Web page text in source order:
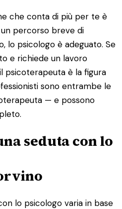
che conta di più per te è
percorso breve di
lo psicologo è adeguato. Se
e richiede un lavoro
psicoterapeuta è la figura
sono entrambe le
— e possono
seduta con lo
lo psicologo varia in base